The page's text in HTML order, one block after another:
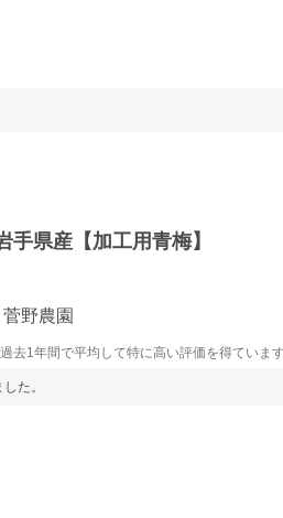
手県産【加工用青梅】
野農園
去1年間で平均して特に高い評価を得ています
た。